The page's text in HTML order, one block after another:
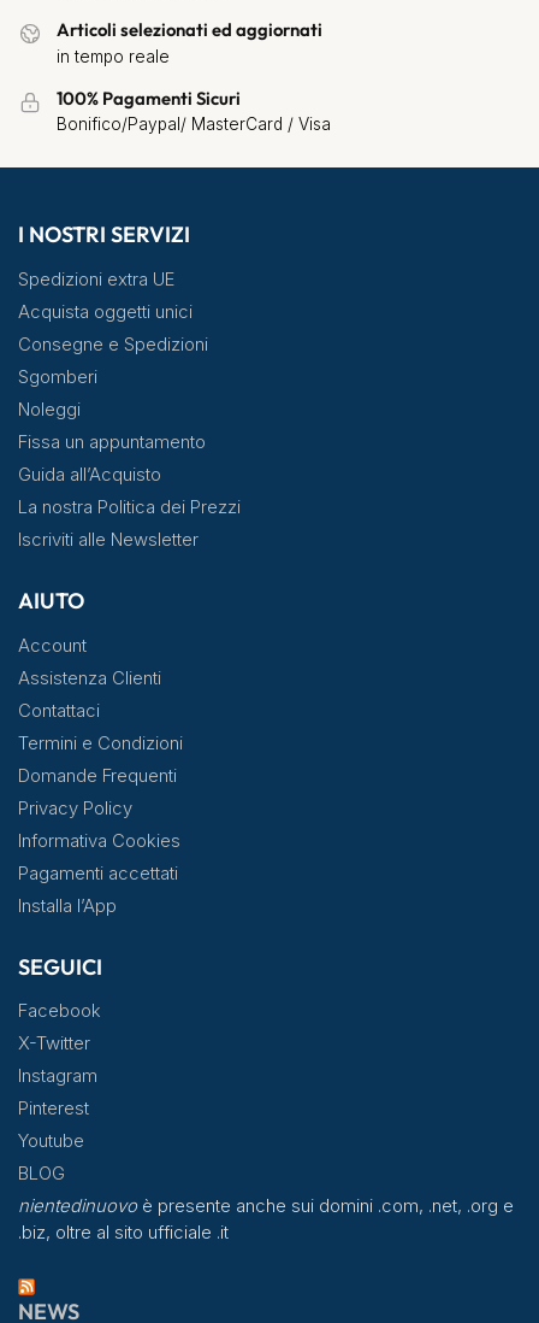
Articoli selezionati ed aggiornati
in tempo reale
100% Pagamenti Sicuri
Bonifico/Paypal/ MasterCard / Visa
I NOSTRI SERVIZI
Spedizioni extra UE
Acquista oggetti unici
Consegne e Spedizioni
Sgomberi
Noleggi
Fissa un appuntamento
Guida all’Acquisto
La nostra Politica dei Prezzi
Iscriviti alle Newsletter
AIUTO
Account
Assistenza Clienti
Contattaci
Termini e Condizioni
Domande Frequenti
Privacy Policy
Informativa Cookies
Pagamenti accettati
Installa l’App
SEGUICI
Facebook
X-Twitter
Instagram
Pinterest
Youtube
BLOG
nientedinuovoè presente anche sui domini .com, .net, .org e
.biz, oltre al sito ufficiale .it
NEWS